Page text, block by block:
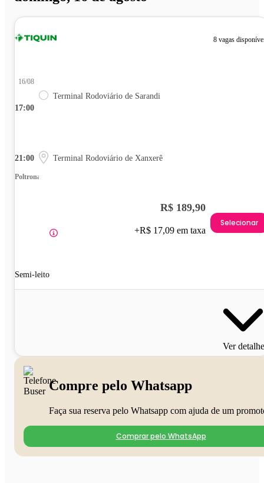
8 vagas
17:00
16/08
Terminal Rodoviário de Sarandi
21:00 Terminal Rodoviário de Xanxerê
Poltrona
Semi-leito
R$ 189,90
+R$ 17,09 em taxa
Selecionar
Ver
Compre pelo Whatsapp
Faça sua reserva pelo Whatsapp com ajuda de um
Comprar pelo WhatsApp